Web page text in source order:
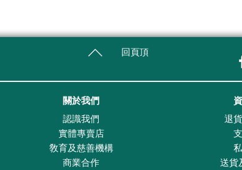
回頁頂
關於我們
認識我們
實體專賣店
敎育及慈善機構
商業合作
退
送貨